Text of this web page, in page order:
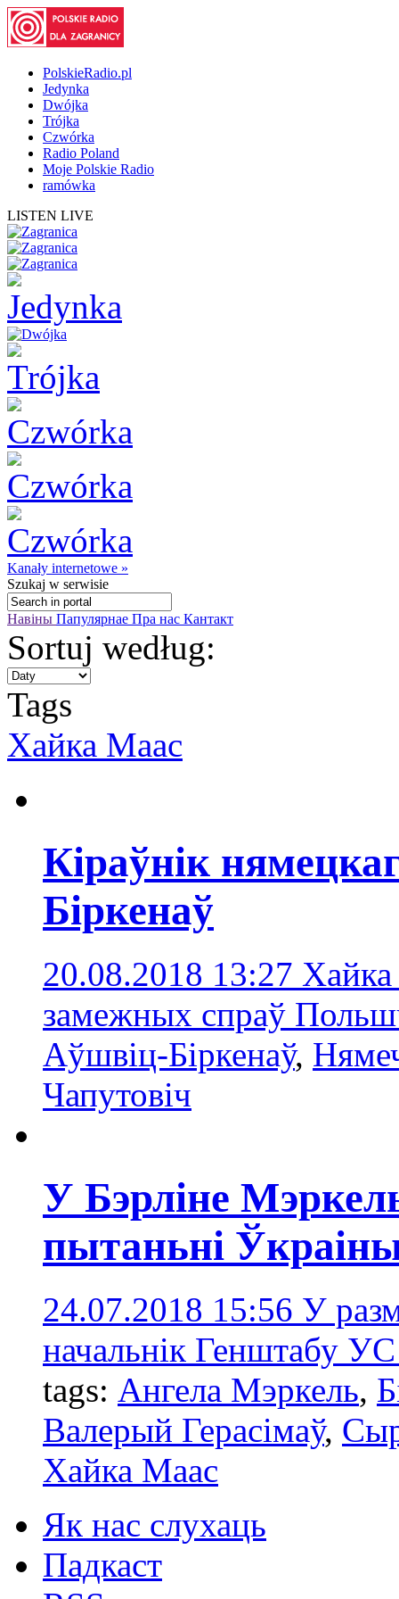
PolskieRadio.pl
Jedynka
Dwójka
Trójka
Czwórka
Radio Poland
Moje Polskie Radio
ramówka
LISTEN LIVE
Kanały internetowe »
Szukaj w serwisie
Навіны Папулярнае Пра нас Кантакт
Sortuj według:
Tags
Хайка Маас
Кіраўнік
Біркенаў
20.08.2018 13:27 Хайка
замежных спраў
Аўшвіц-Біркенаў,
Чапутовіч
У Бэрліне
пытаньні
24.07.2018 15:56 У
начальнік Генштабу
tags: Ангела Мэркель,
Валерый Герасімаў,
Хайка Маас
Як нас слухаць
Падкаст